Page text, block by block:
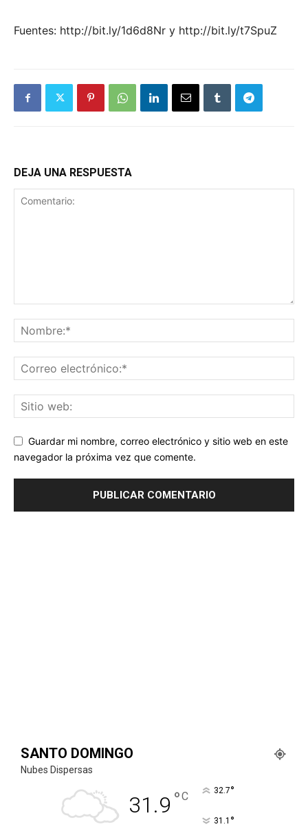
Fuentes: http://bit.ly/1d6d8Nr y http://bit.ly/t7SpuZ
DEJA UNA RESPUESTA
Guardar mi nombre, correo electrónico y sitio web en este
navegador la próxima vez que comente.
SANTO DOMINGO
Nubes Dispersas
31.9 °C 32.7°
31.1 °